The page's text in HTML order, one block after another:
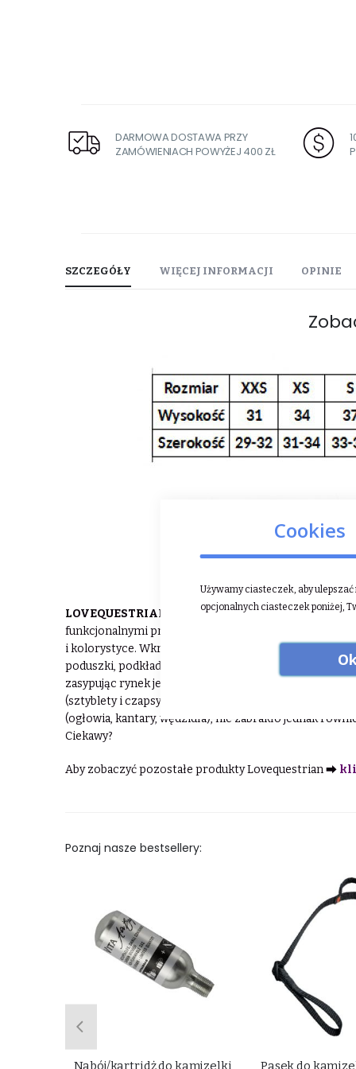
DARMOWA DOSTAWA PRZY
ZAMÓWIENIACH POWYŻEJ 400 ZŁ
SZCZEGÓŁY WIĘCEJ INFORMACJI OPINIE
LOVEQUESTRIAN
– Polski producent sprzętu
funkcjonalnymi produktami. Swoją przygodę zaczęła
i kolorystyce. Wkrótce potem do oferty dołączyły
poduszki, podkładki pod mysz). Łódzka firma ciągle
zasypując rynek jeździecki coraz to lepszymi
(sztyblety i czapsy) a w niedługim czasie dołączyły
(ogłowia, kantary, wędzidła), nie zabrakło jednak
Ciekawy?
Aby zobaczyć pozostałe produkty Lovequestrian ⮕
Poznaj nasze bestsellery:
Nabój/kartridż do kamizelki
Pasek do
Cookies
Używamy ciasteczek, aby
opcjonalnych ciasteczek poniżej,